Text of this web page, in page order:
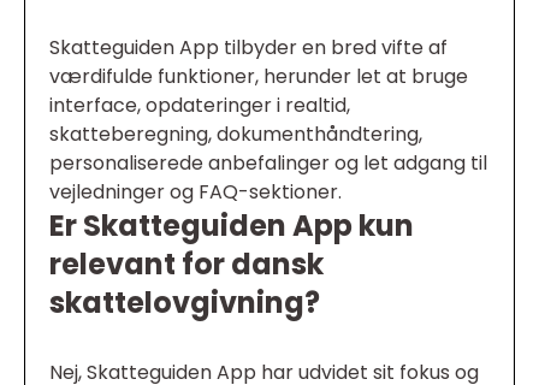
Skatteguiden App tilbyder en bred vifte af
værdifulde funktioner, herunder let at bruge
interface, opdateringer i realtid,
skatteberegning, dokumenthåndtering,
personaliserede anbefalinger og let adgang til
vejledninger og FAQ-sektioner.
Er Skatteguiden App kun
relevant for dansk
skattelovgivning?
Nej, Skatteguiden App har udvidet sit fokus og